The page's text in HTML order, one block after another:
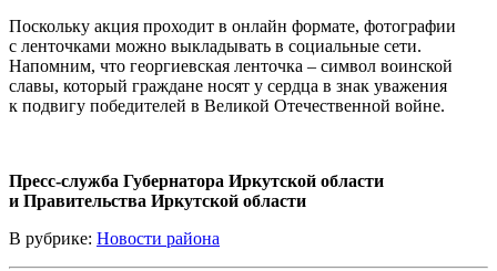
Поскольку акция проходит в онлайн формате, фотографии
с ленточками можно выкладывать в социальные сети.
Напомним, что георгиевская ленточка – символ воинской
славы, который граждане носят у сердца в знак уважения
к подвигу победителей в Великой Отечественной войне.
Пресс-служба Губернатора Иркутской области
и Правительства Иркутской области
В рубрике: Новости района